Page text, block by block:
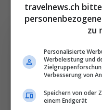
Die
besten
Ihr
travelnews.ch
zu
Personalisierte
Werbeleistung und
Verbesserung von
Speichern von oder
einem Endgerät